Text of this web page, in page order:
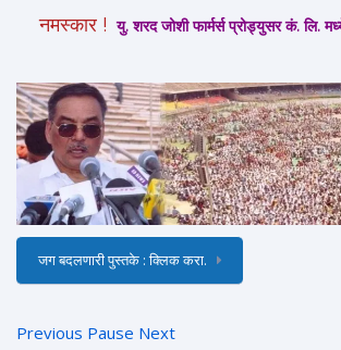
नमस्कार ! यु. शरद जोशी फार्मर्स प्रोड्युसर कं. लि.
जग बदलणारी पुस्तके : क्लिक करा.
Previous Pause Next